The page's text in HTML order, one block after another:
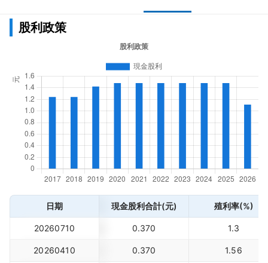
股利政策
日期 現金股利合計(元) 殖利率(%)
20260710 0.370 1.3
20260410 0.370 1.56